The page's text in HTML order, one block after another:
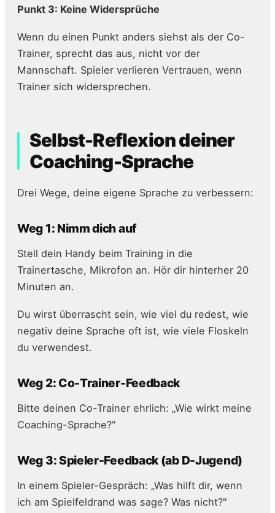
Punkt 3: Keine Widersprüche
Wenn du einen Punkt anders siehst als der Co-
Trainer, sprecht das aus, nicht vor der
Mannschaft. Spieler verlieren Vertrauen, wenn
Trainer sich widersprechen.
Selbst-Reflexion deiner
Coaching-Sprache
Drei Wege, deine eigene Sprache zu verbessern:
Weg 1: Nimm dich auf
Stell dein Handy beim Training in die
Trainertasche, Mikrofon an. Hör dir hinterher 20
Minuten an.
Du wirst überrascht sein, wie viel du redest, wie
negativ deine Sprache oft ist, wie viele Floskeln
du verwendest.
Weg 2: Co-Trainer-Feedback
Bitte deinen Co-Trainer ehrlich: „Wie wirkt meine
Coaching-Sprache?"
Weg 3: Spieler-Feedback (ab D-Jugend)
In einem Spieler-Gespräch: „Was hilft dir, wenn
ich am Spielfeldrand was sage? Was nicht?"